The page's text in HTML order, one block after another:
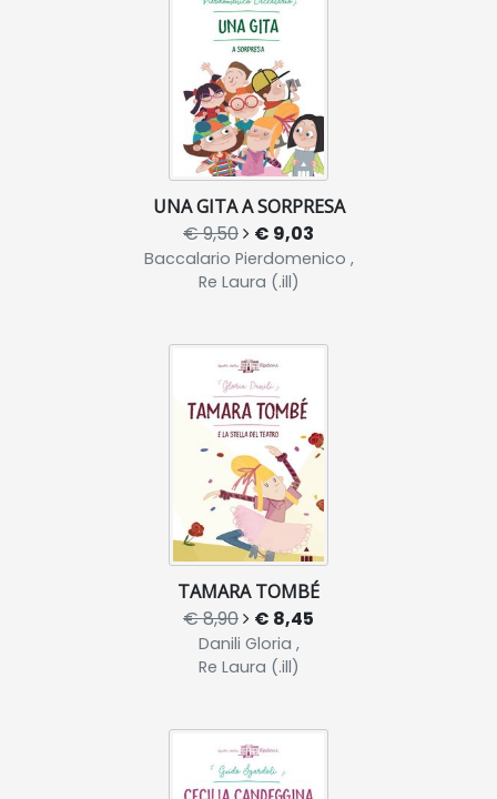
UNA GITA A SORPRESA
€ 9,50 € 9,03
Baccalario Pierdomenico ,
Re Laura (.ill)
TAMARA TOMBÉ
€ 8,90 € 8,45
Danili Gloria ,
Re Laura (.ill)